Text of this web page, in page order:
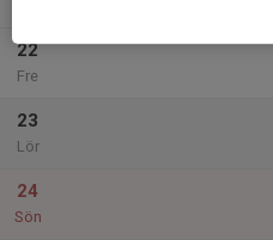
22
Fre
23
Lör
24
Sön